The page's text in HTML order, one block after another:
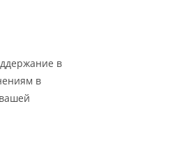
в
в